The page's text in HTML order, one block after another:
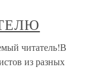
читатель!В
из разных